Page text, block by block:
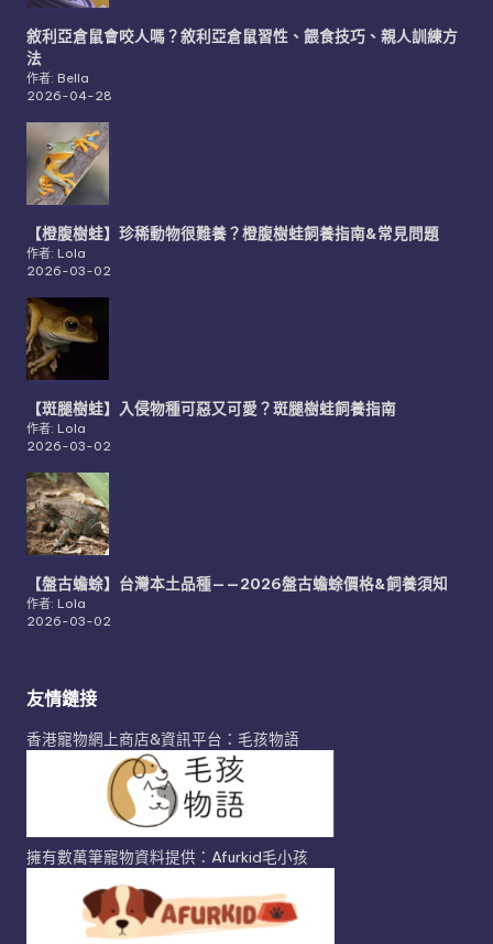
敘利亞倉鼠會咬人嗎？敘利亞倉鼠習性、餵食技巧、親人訓練方
法
作者: Bella
2026-04-28
【橙腹樹蛙】珍稀動物很難養？橙腹樹蛙飼養指南&常見問題
作者: Lola
2026-03-02
【斑腿樹蛙】入侵物種可惡又可愛？斑腿樹蛙飼養指南
作者: Lola
2026-03-02
【盤古蟾蜍】台灣本土品種——2026盤古蟾蜍價格&飼養須知
作者: Lola
2026-03-02
友情鏈接
香港寵物網上商店&資訊平台：毛孩物語
擁有數萬筆寵物資料提供：Afurkid毛小孩